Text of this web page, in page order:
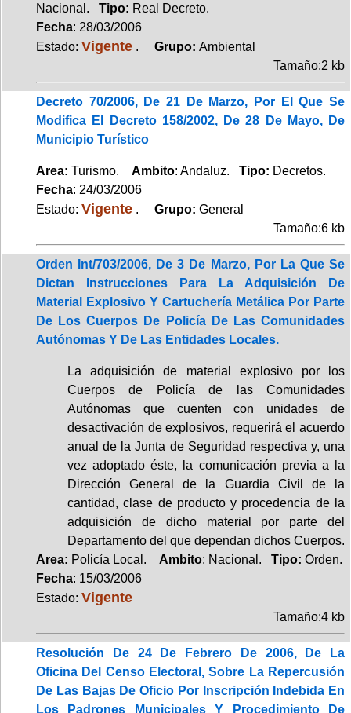
Nacional. Tipo: Real Decreto.
Fecha: 28/03/2006
Estado: Vigente . Grupo: Ambiental
Tamaño:2 kb
Decreto 70/2006, De 21 De Marzo, Por El Que Se
Modifica El Decreto 158/2002, De 28 De Mayo, De
Municipio Turístico
Area: Turismo. Ambito: Andaluz. Tipo: Decretos.
Fecha: 24/03/2006
Estado: Vigente . Grupo: General
Tamaño:6 kb
Orden Int/703/2006, De 3 De Marzo, Por La Que Se
Dictan Instrucciones Para La Adquisición De
Material Explosivo Y Cartuchería Metálica Por Parte
De Los Cuerpos De Policía De Las Comunidades
Autónomas Y De Las Entidades Locales.
La adquisición de material explosivo por los
Cuerpos de Policía de las Comunidades
Autónomas que cuenten con unidades de
desactivación de explosivos, requerirá el acuerdo
anual de la Junta de Seguridad respectiva y, una
vez adoptado éste, la comunicación previa a la
Dirección General de la Guardia Civil de la
cantidad, clase de producto y procedencia de la
adquisición de dicho material por parte del
Departamento del que dependan dichos Cuerpos.
Area: Policía Local. Ambito: Nacional. Tipo: Orden.
Fecha: 15/03/2006
Estado: Vigente
Tamaño:4 kb
Resolución De 24 De Febrero De 2006, De La
Oficina Del Censo Electoral, Sobre La Repercusión
De Las Bajas De Oficio Por Inscripción Indebida En
Los Padrones Municipales Y Procedimiento De